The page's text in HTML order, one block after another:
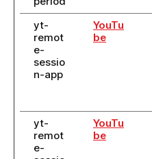
yt-
remot
e-
sessio
n-app
YouTu
be
yt-
remot
e-
YouTu
be